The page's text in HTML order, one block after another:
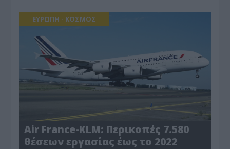
ΕΥΡΩΠΗ - ΚΟΣΜΟΣ
Air France-KLM: Περικοπές 7.580
θέσεων εργασίας έως το 2022